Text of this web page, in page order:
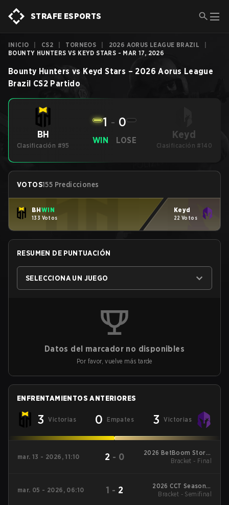
STRAFE ESPORTS
INICIO CS2 TORNEOS 2026 AORUS LEAGUE BRAZIL
BOUNTY HUNTERS VS KEYD STARS - MAR 17, 2026
Bounty Hunters vs Keyd Stars – 2026 Aorus League
Brazil CS2 Partido
BH
Clasificación #95
WIN
1 - 0
LOSE Keyd
Clasificación #140
VOTOS155 Predicciones
BHWIN
133 Votos
Keyd
22 Votos
RESUMEN DE PUNTUACIÓN
SELECCIONA UN JUEGO
Datos del marcador no disponibles
Por favor, vuelve más tarde
ENFRENTAMIENTOS ANTERIORES
3 Victorias 0 Empates 3 Victorias
mar. 13 - 2026, 11:10 2 - 0
2026 BetBoom Storm
Season 1
Bracket - Final
mar. 05 - 2026, 06:10 1 - 2
2026 CCT Season 3
South American
Bracket - Semifinal